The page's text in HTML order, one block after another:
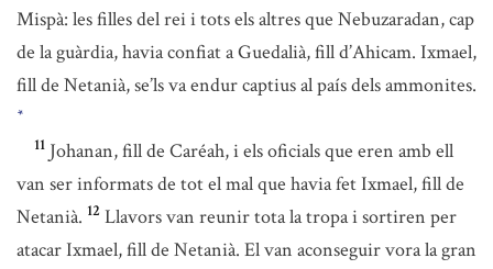
Mispà: les filles del rei i tots els altres que Nebuzaradan, cap
de la guàrdia, havia confiat a Guedalià, fill d’Ahicam. Ixmael,
fill de Netanià, se’ls va endur captius al país dels ammonites.
*
11 Johanan, fill de Caréah, i els oficials que eren amb ell
van ser informats de tot el mal que havia fet Ixmael, fill de
Netanià. 12 Llavors van reunir tota la tropa i sortiren per
atacar Ixmael, fill de Netanià. El van aconseguir vora la gran